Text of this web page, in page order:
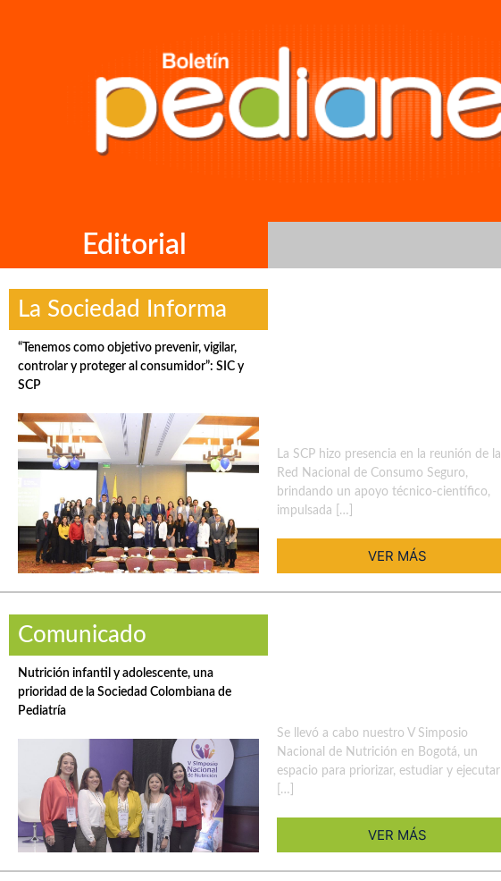
Editorial
La Sociedad Informa
“Tenemos como objetivo prevenir, vigilar,
controlar y proteger al consumidor”: SIC y
SCP
La SCP hizo presencia en la reunión de la
Red Nacional de Consumo Seguro,
brindando un apoyo técnico-científico,
impulsada […]
VER MÁS
Comunicado
Nutrición infantil y adolescente, una
prioridad de la Sociedad Colombiana de
Pediatría
Se llevó a cabo nuestro V Simposio
Nacional de Nutrición en Bogotá, un
espacio para priorizar, estudiar y ejecutar
[…]
VER MÁS